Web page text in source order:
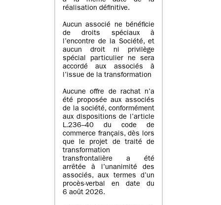
réalisation définitive.
Aucun associé ne bénéficie
de droits spéciaux à
l’encontre de la Société, et
aucun droit ni privilège
spécial particulier ne sera
accordé aux associés à
l’issue de la transformation
Aucune offre de rachat n’a
été proposée aux associés
de la société, conformément
aux dispositions de l’article
L.236–40 du code de
commerce français, dès lors
que le projet de traité de
transformation
transfrontalière a été
arrêtée à l’unanimité des
associés, aux termes d’un
procès-verbal en date du
6 août 2026.